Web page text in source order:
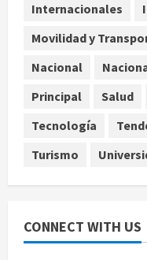
4
TLC
Internacionales
Movilidad y
Nacional
Principal
Salud
Tecnología
Turismo
CONNECT WITH US